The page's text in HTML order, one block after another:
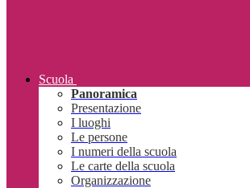
Scuola
Panoramica
Presentazione
I luoghi
Le persone
I numeri della scuola
Le carte della scuola
Organizzazione